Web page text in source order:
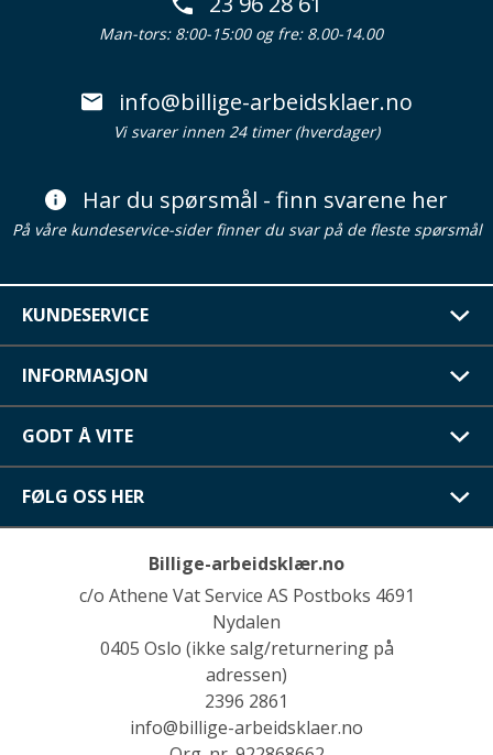
Man-tors: 8:00-15:00 og fre: 8.00-14.00
info@billige-arbeidsklaer.no
Vi svarer innen 24 timer (hverdager)
Har du spørsmål - finn svarene her
På våre kundeservice-sider finner du svar på de fleste spørsmål
KUNDESERVICE
INFORMASJON
GODT Å VITE
FØLG OSS HER
Billige-arbeidsklær.no
c/o Athene Vat Service AS Postboks 4691
Nydalen
0405 Oslo (ikke salg/returnering på
adressen)
2396 2861
info@billige-arbeidsklaer.no